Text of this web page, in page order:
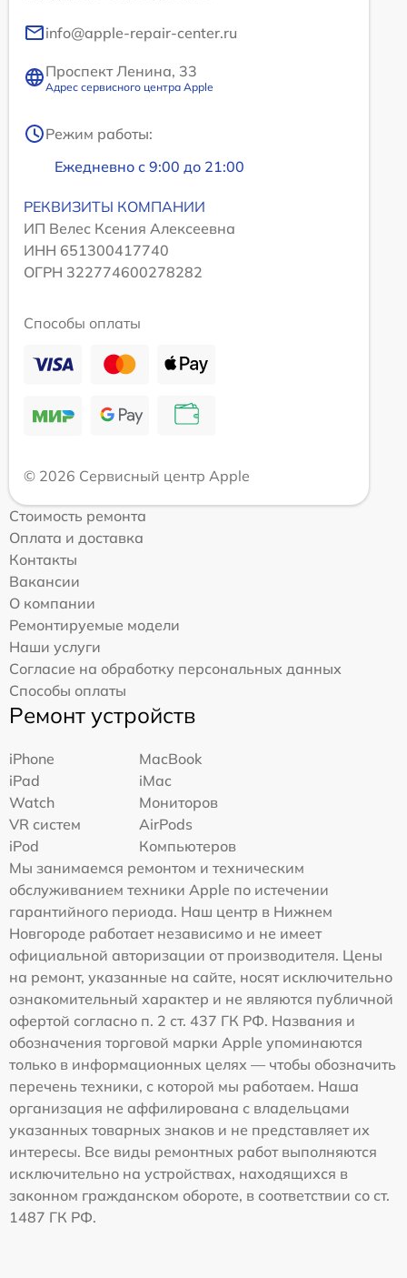
info@apple-repair-center.ru
Проспект Ленина, 33
Адрес сервисного центра Apple
Режим работы:
Ежедневно с 9:00 до 21:00
РЕКВИЗИТЫ КОМПАНИИ
ИП Велес Ксения Алексеевна
ИНН 651300417740
ОГРН 322774600278282
Способы оплаты
© 2026 Сервисный центр Apple
Стоимость ремонта
Оплата и доставка
Контакты
Вакансии
О компании
Ремонтируемые модели
Наши услуги
Согласие на обработку персональных данных
Способы оплаты
Ремонт устройств
iPhone
MacBook
iPad
iMac
Watch
Мониторов
VR систем
AirPods
iPod
Компьютеров
Мы занимаемся ремонтом и техническим
обслуживанием техники Apple по истечении
гарантийного периода. Наш центр в Нижнем
Новгороде работает независимо и не имеет
официальной авторизации от производителя. Цены
на ремонт, указанные на сайте, носят исключительно
ознакомительный характер и не являются публичной
офертой согласно п. 2 ст. 437 ГК РФ. Названия и
обозначения торговой марки Apple упоминаются
только в информационных целях — чтобы обозначить
перечень техники, с которой мы работаем. Наша
организация не аффилирована с владельцами
указанных товарных знаков и не представляет их
интересы. Все виды ремонтных работ выполняются
исключительно на устройствах, находящихся в
законном гражданском обороте, в соответствии со ст.
1487 ГК РФ.